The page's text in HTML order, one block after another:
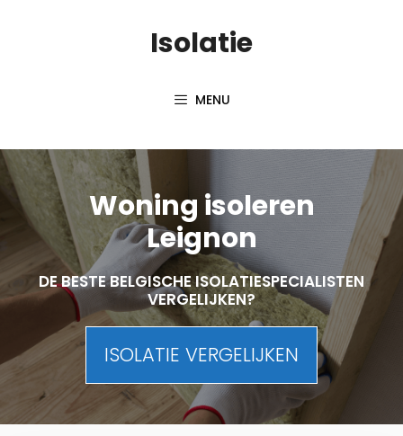
Isolatie
MENU
Woning isoleren
Leignon
DE BESTE BELGISCHE ISOLATIESPECIALISTEN
VERGELIJKEN?
ISOLATIE VERGELIJKEN